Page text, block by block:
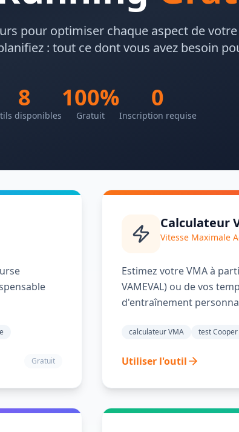
pour optimiser chaque aspect de
: tout ce dont vous avez besoin
8
disponibles
100%
Gratuit
0
Inscription requise
Gratuit
Calculateur
Vitesse Maximale
Estimez votre VMA à
VAMEVAL) ou de vos
d'entraînement
calculateur VMA test Cooper
Utiliser l'outil